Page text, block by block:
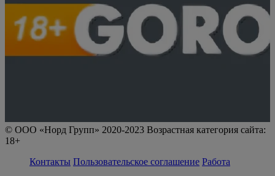
© ООО «Норд Групп» 2020-2023 Возрастная категория сайта:
18+
Контакты Пользовательское соглашение Работа